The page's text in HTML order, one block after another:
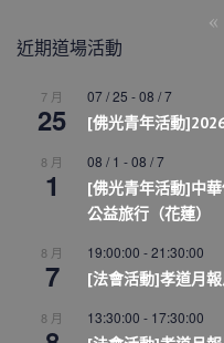
近期道場活動
7 月
25
07 / 25 -08 / 7
[佛光青年活動
8 月
1
08 / 1 -08 / 7
[佛光青年活動]中
公益旅行（花蓮）
8 月
7
19:00:00 -21:30:00
[法會活動]孝道月
8 月 13:30:00 - 17:30:00